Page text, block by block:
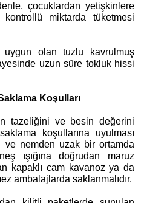
çocuklardan yetişkinlere
miktarda tüketmesi
olan tuzlu kavrulmuş
uzun süre tokluk hissi
Koşulları
tazeliğini ve besin değerini
koşullarına uyulması
ve nemden uzak bir ortamda
ışığına doğrudan maruz
kapaklı cam kavanoz ya da
ambalajlarda saklanmalıdır.